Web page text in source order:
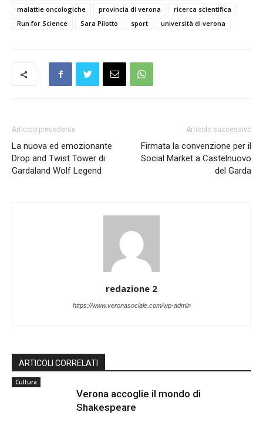
malattie oncologiche
provincia di verona
ricerca scientifica
Run for Science
Sara Pilotto sport università di verona
Articolo precedente
La nuova ed emozionante
Drop and Twist Tower di
Gardaland Wolf Legend
Articolo successivo
Firmata la convenzione per il
Social Market a Castelnuovo
del Garda
redazione 2
https://www.veronasociale.com/wp-admin
ARTICOLI CORRELATI
Cultura
Verona accoglie il mondo di
Shakespeare